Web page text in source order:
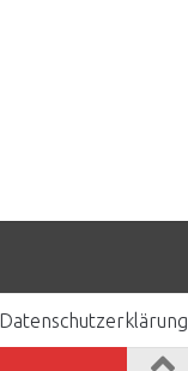
Datenschutzerklärung